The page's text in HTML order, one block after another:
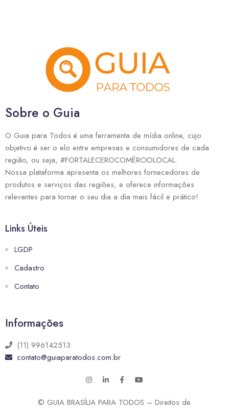
Sobre o Guia
O Guia para Todos é uma ferramenta de mídia online, cujo
objetivo é ser o elo entre empresas e consumidores de cada
região, ou seja, #FORTALECEROCOMÉRCIOLOCAL.
Nossa plataforma apresenta os melhores fornecedores de
produtos e serviços das regiões, e oferece informações
relevantes para tornar o seu dia a dia mais fácil e prático!
Links Úteis
LGDP
Cadastro
Contato
Informações
(11) 996142513
contato@guiaparatodos.com.br
© GUIA BRASÍLIA PARA TODOS – Direitos de